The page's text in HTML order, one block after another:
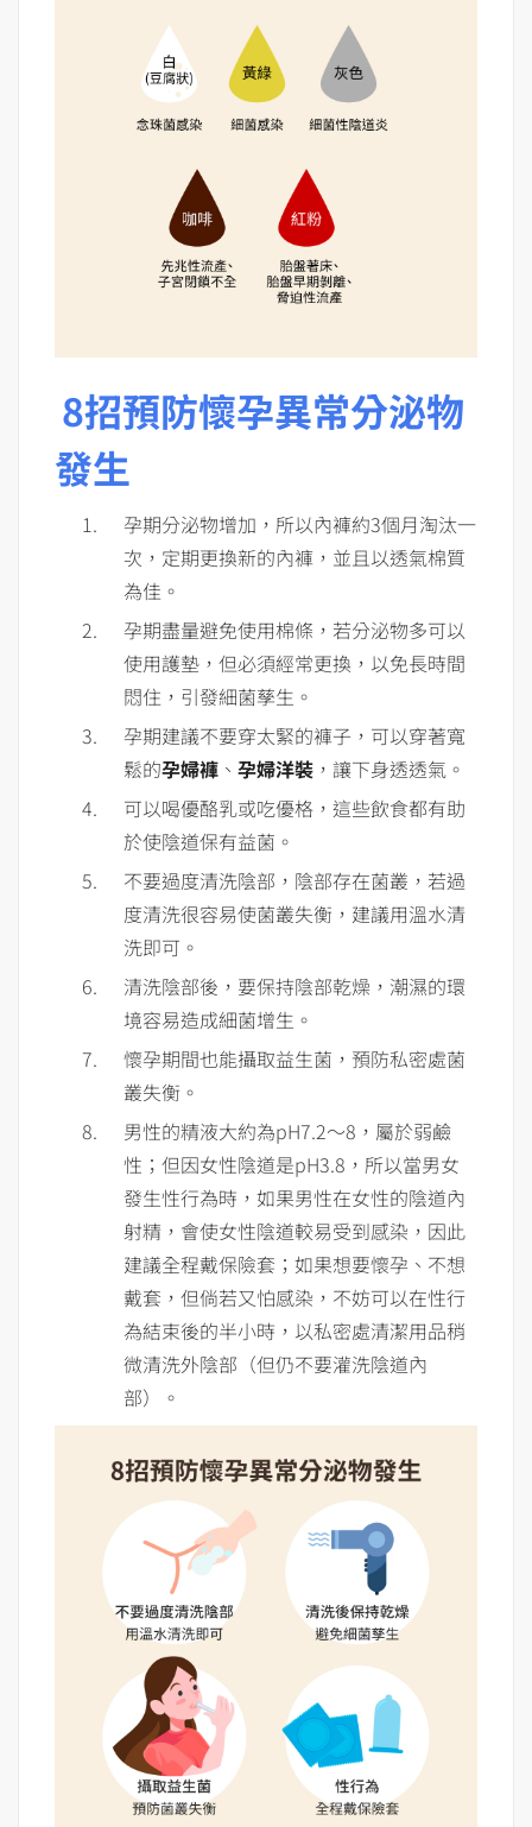
8招預防懷孕異常分泌物
發生
孕期分泌物增加，所以內褲約3個月淘汰一
次，定期更換新的內褲，並且以透氣棉質
為佳。
孕期盡量避免使用棉條，若分泌物多可以
使用護墊，但必須經常更換，以免長時間
悶住，引發細菌孳生。
孕期建議不要穿太緊的褲子，可以穿著寬
鬆的孕婦褲 、 孕婦洋裝 ，讓下身透透氣。
可以喝優酪乳或吃優格，這些飲食都有助
於使陰道保有益菌。
不要過度清洗陰部，陰部存在菌叢，若過
度清洗很容易使菌叢失衡，建議用溫水清
洗即可。
清洗陰部後，要保持陰部乾燥，潮濕的環
境容易造成細菌增生。
懷孕期間也能攝取益生菌，預防私密處菌
叢失衡。
男性的精液大約為pH7.2～8，屬於弱鹼
性；但因女性陰道是pH3.8，所以當男女
發生性行為時，如果男性在女性的陰道內
射精，會使女性陰道較易受到感染，因此
建議全程戴保險套；如果想要懷孕、不想
戴套，但倘若又怕感染，不妨可以在性行
為結束後的半小時，以私密處清潔用品稍
微清洗外陰部（但仍不要灌洗陰道內
部）。